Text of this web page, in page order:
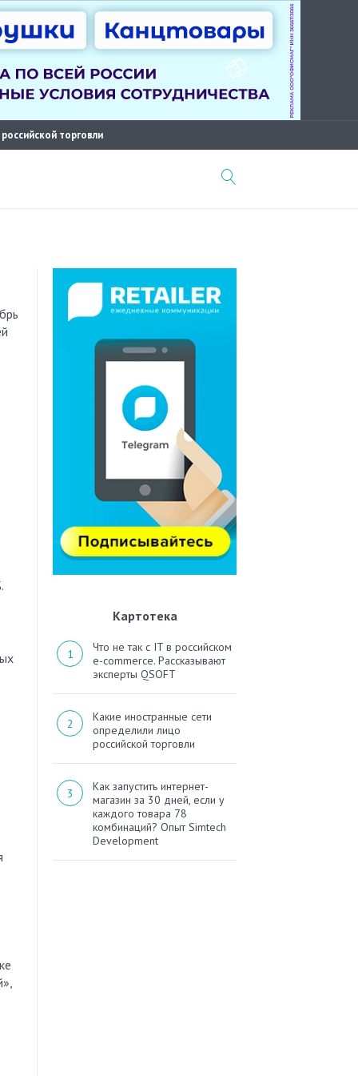
торговли
Картотека
Что не так с IT в российском
e-commerce. Рассказывают
эксперты QSOFT
Какие иностранные сети
определили лицо
российской торговли
Как запустить интернет-
магазин за 30 дней, если у
каждого товара 78
комбинаций? Опыт Simtech
Development